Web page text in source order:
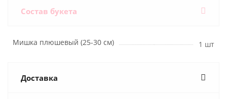
Состав букета
Мишка плюшевый (25-30 см) 1 шт
Доставка